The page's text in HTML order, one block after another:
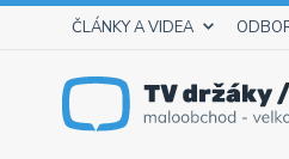
ČLÁNKY A VIDEA